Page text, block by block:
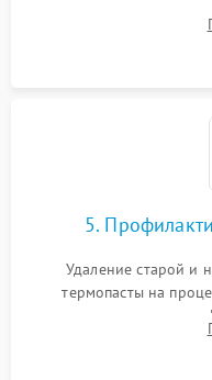
видеокарты,
восстановления и
5.
Удаление старой и
термопасты на
комплектующих в
обеспечения